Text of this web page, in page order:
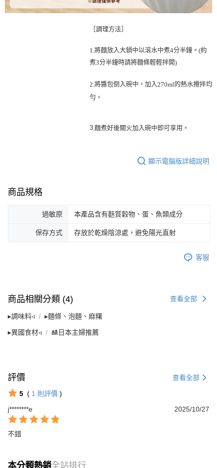
３．未成年的使用者請事先徵得法定代理人或監護人之同意方可使用
時審查核予不同之上限額度；若仍有額度不足之情形，本公司將視審查結果
５．嚴禁一人註冊多個帳號或使用他人資訊註冊。若發現惡意使用之情形，
［調理方法］
1. 將麵放入大鍋中以滾水中煮4分半鐘。 (約
煮3分半鐘時請將麵條輕輕拌開)
2.將醬包倒入碗中，加入270ml的熱水攪拌均
勻。
3 麵煮好後關火加入碗中即可享用。
顯示電腦版詳細說明
商品規格
過敏原 本產品含有麩質穀物、蛋、魚類成分
保存方式 存放於乾燥陰涼處，避免陽光直射
客服
商品相關分類 (4) 查看全部
▸調味料◃ ▸麵條、泡麵、麻糬
▸異國食材◃ 🎎日本主婦推薦
評價 查看全部
5 ( 1 則評價 )
j********e
2025/10/27
不錯
本分類熱銷全站排行